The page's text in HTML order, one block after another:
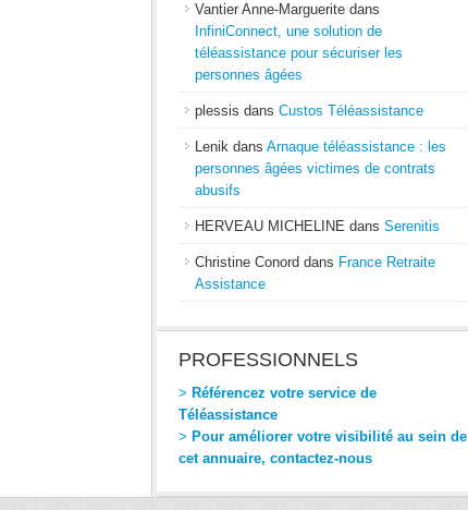
Vantier Anne-Marguerite dans
InfiniConnect, une solution de
téléassistance pour sécuriser les
personnes âgées
plessis dans Custos Téléassistance
Lenik dans Arnaque téléassistance : les
personnes âgées victimes de contrats
abusifs
HERVEAU MICHELINE dans Serenitis
Christine Conord dans France Retraite
Assistance
PROFESSIONNELS
> Référencez votre service de
Téléassistance
> Pour améliorer votre visibilité au sein de
cet annuaire, contactez-nous